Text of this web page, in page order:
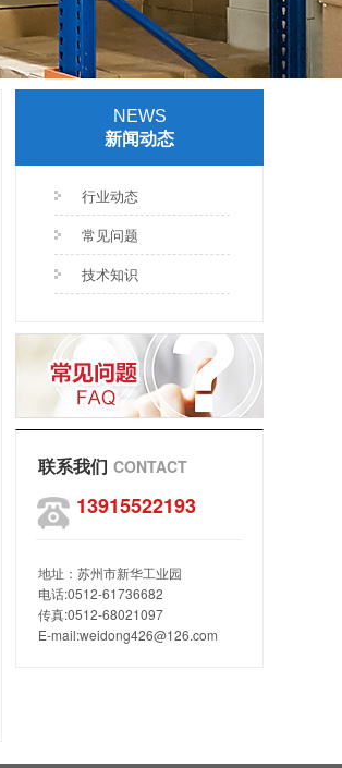
NEWS
新闻动态
行业动态
常见问题
技术知识
联系我们 CONTACT
13915522193
地址：苏州市新华工业园
电话:0512-61736682
传真:0512-68021097
E-mail:weidong426@126.com